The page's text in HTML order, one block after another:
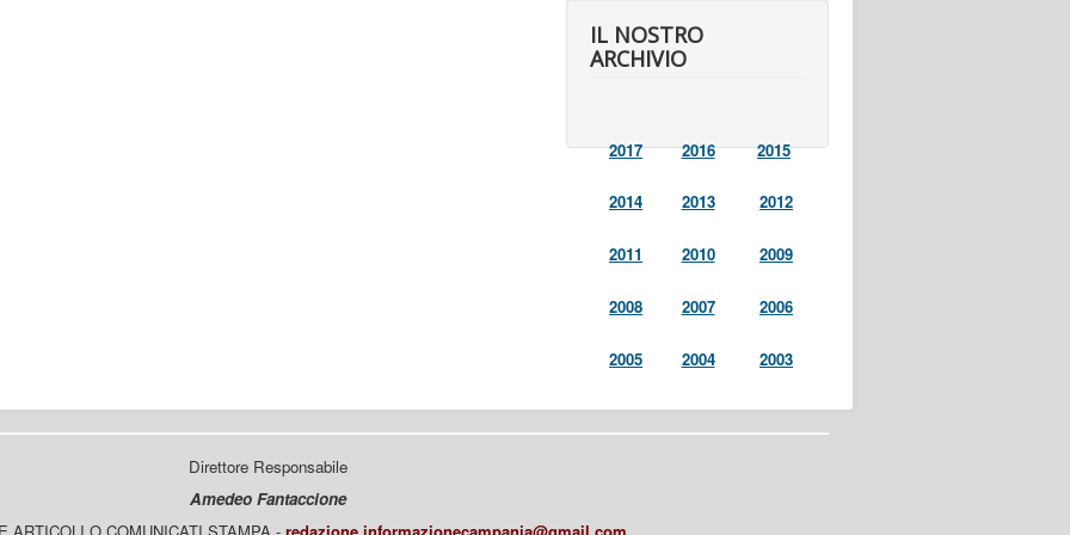
IL NOSTRO
ARCHIVIO
2017 2016 2015
2014 2013 2012
2011 2010 2009
2008 2007 2006
2005 2004 2003
Direttore Responsabile
Amedeo Fantaccione